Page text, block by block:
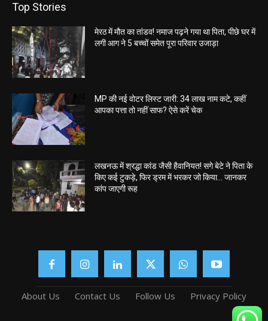
Top Stories
मेरठ में मौत का तांडव! नमाज पढ़ने गया था पिता, पीछे घर में
लगी आग ने 5 बच्चों समेत पूरा परिवार उजाड़ा
MP की नई वोटर लिस्ट जारी: 34 लाख नाम कटे, कहीं
आपका पत्ता तो नहीं साफ? ऐसे करें चेक
लखनऊ में श्रद्धा कांड जैसी हैवानियत! सगे बेटे ने पिता के
किए कई टुकड़े, फिर ड्रम में भरकर जो किया… जानकर
कांप जाएगी रूह
About Us Contact Us Follow Us Privacy Policy